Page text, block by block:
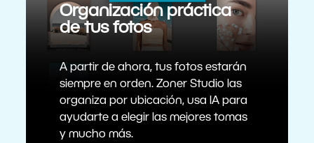
Organización práctica
de tus fotos
A partir de ahora, tus fotos estarán
siempre en orden. Zoner Studio las
organiza por ubicación, usa IA para
ayudarte a elegir las mejores tomas
y mucho más.